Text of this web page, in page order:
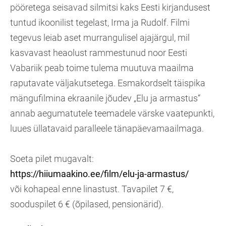
pööretega seisavad silmitsi kaks Eesti kirjandusest
tuntud ikoonilist tegelast, Irma ja Rudolf. Filmi
tegevus leiab aset murrangulisel ajajärgul, mil
kasvavast heaolust rammestunud noor Eesti
Vabariik peab toime tulema muutuva maailma
raputavate väljakutsetega. Esmakordselt täispika
mängufilmina ekraanile jõudev „Elu ja armastus“
annab aegumatutele teemadele värske vaatepunkti,
luues üllatavaid paralleele tänapäevamaailmaga.
Soeta pilet mugavalt:
https://hiiumaakino.ee/film/elu-ja-armastus/
või kohapeal enne linastust. Tavapilet 7 €,
sooduspilet 6 € (õpilased, pensionärid).